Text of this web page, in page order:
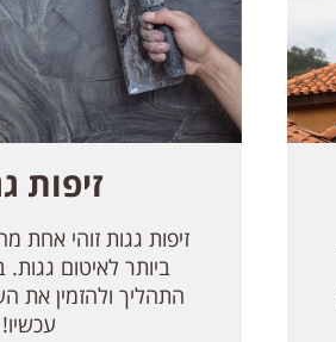
זיפות
זיפות גגות זוהי אחת
ביותר לאיטום גגות.
התהליך ולהזמין את
עכשיו!